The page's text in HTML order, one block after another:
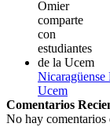
Nicaragüense
Ucem
Comentarios
No hay comentarios